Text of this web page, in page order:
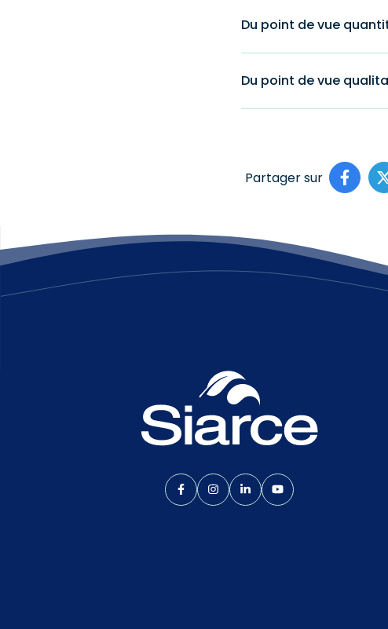
Du point de vue
Du point de vue
Partager sur
Lien vers le compte Facebook
Lien vers le compte Instagram
Lien vers le compte
Lien vers la chaîne